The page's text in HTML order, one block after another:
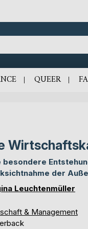
QUEER
besondere
der
Leuchtenmüller
& Management